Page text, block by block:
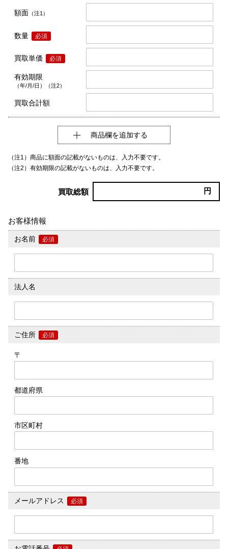
額面 （注1）
数量 必須
買取単価 必須
有効期限
（年/月/日）（注2）
買取合計額
商品欄を追加する
（注1）商品に額面の記載がないものは、入力不要です。
（注2）有効期限の記載がないものは、入力不要です。
買取総額 円
お客様情報
お名前 必須
法人名
ご住所 必須
〒
都道府県
市区町村
番地
メールアドレス 必須